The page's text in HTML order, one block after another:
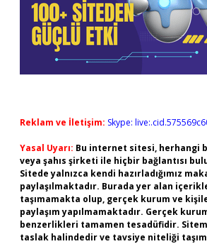
Reklam ve İletişim: Skype:
Yasal Uyarı: Bu internet sitesi, herhangi
veya şahıs şirketi ile hiçbir bağlantısı
Sitede yalnızca kendi hazırladığımız
paylaşılmaktadır. Burada yer alan
taşımamakta olup, gerçek kurum ve
paylaşım yapılmamaktadır. Gerçek
benzerlikleri tamamen tesadüfidir.
taslak halindedir ve tavsiye niteliği